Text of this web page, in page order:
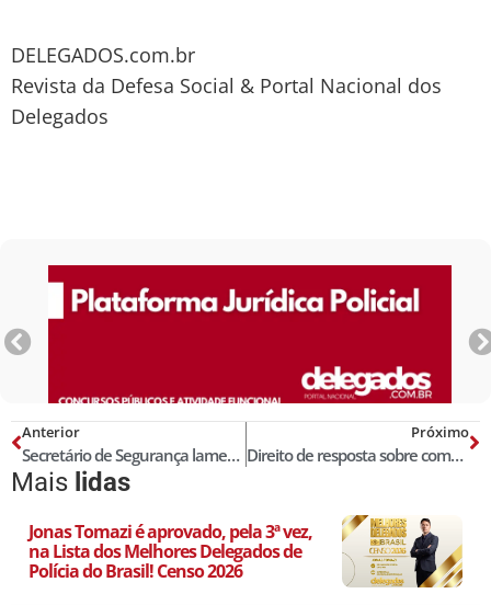
DELEGADOS.com.br
Revista da Defesa Social & Portal Nacional dos
Delegados
Anterior
Secretário de Segurança lamenta morte de delegado nomeado há 4 meses
Próximo
Direito de resposta sobre comprovante de virgindade em concurso
Mais lidas
Jonas Tomazi é aprovado, pela 3ª vez,
na Lista dos Melhores Delegados de
Polícia do Brasil! Censo 2026